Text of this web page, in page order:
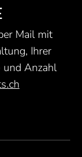
Mail mit
Ihrer
und Anzahl